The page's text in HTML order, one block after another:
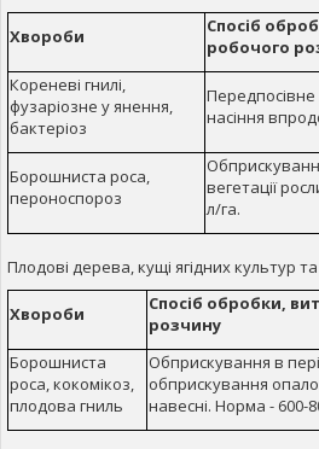
Хвороби
Спосіб
робочого
Кореневі гнилі,
фузаріозне у янення,
бактеріоз
насіння
Борошниста роса,
пероноспороз
вегетації
л/га.
Плодові дерева, кущі ягідних культур
Хвороби
Спосіб обробки,
розчину
Борошниста
роса, кокомікоз,
плодова гниль
Обприскування в
обприскування
навесні. Норма - 600-